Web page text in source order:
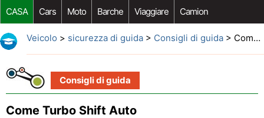
CASA Cars Moto Barche Viaggiare Camion
Riparazione Auto Acquisto Auto Car Opzioni Aftermarket
Veicolo > sicurezza di guida> Consigli di guida> Come Turbo Shift Auto
Consigli di guida
Come Turbo Shift Auto